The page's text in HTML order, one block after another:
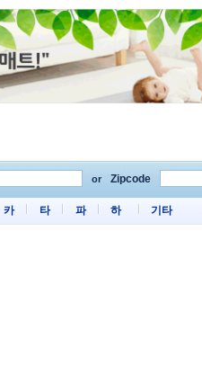
or Zipcode
카 타 파 하 기타